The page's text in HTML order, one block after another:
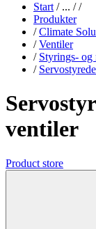
Start /... / /
Produkter
/ Climate
/ Ventiler
/ Styrings- og
/
ventiler
Product store